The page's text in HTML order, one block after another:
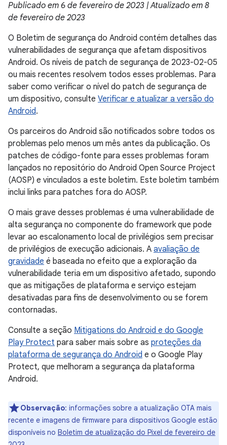
Publicado em 6 de fevereiro de 2023 | Atualizado em 8
de fevereiro de 2023
O Boletim de segurança do Android contém detalhes das
vulnerabilidades de segurança que afetam dispositivos
Android. Os níveis de patch de segurança de 2023-02-05
ou mais recentes resolvem todos esses problemas. Para
saber como verificar o nível do patch de segurança de
um dispositivo, consulte Verificar e atualizar a versão do
Android.
Os parceiros do Android são notificados sobre todos os
problemas pelo menos um mês antes da publicação. Os
patches de código-fonte para esses problemas foram
lançados no repositório do Android Open Source Project
(AOSP) e vinculados a este boletim. Este boletim também
inclui links para patches fora do AOSP.
O mais grave desses problemas é uma vulnerabilidade de
alta segurança no componente do framework que pode
levar ao escalonamento local de privilégios sem precisar
de privilégios de execução adicionais. A avaliação de
gravidade é baseada no efeito que a exploração da
vulnerabilidade teria em um dispositivo afetado, supondo
que as mitigações de plataforma e serviço estejam
desativadas para fins de desenvolvimento ou se forem
contornadas.
Consulte a seção Mitigations do Android e do Google
Play Protect para saber mais sobre as proteções da
plataforma de segurança do Android e o Google Play
Protect, que melhoram a segurança da plataforma
Android.
Observação: informações sobre a atualização OTA mais
recente e imagens de firmware para dispositivos Google estão
disponíveis no Boletim de atualização do Pixel de fevereiro de